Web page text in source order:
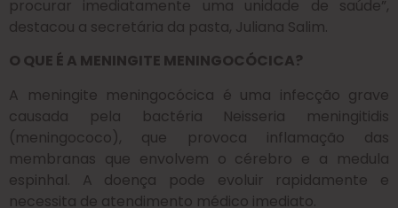
procurar imediatamente uma unidade de saúde”,
destacou a secretária da pasta, Juliana Salim.
O QUE É A MENINGITE MENINGOCÓCICA?
A meningite meningocócica é uma infecção grave
causada pela bactéria Neisseria meningitidis
(meningococo), que provoca inflamação das
membranas que envolvem o cérebro e a medula
espinhal. A doença pode evoluir rapidamente e
necessita de atendimento médico imediato.